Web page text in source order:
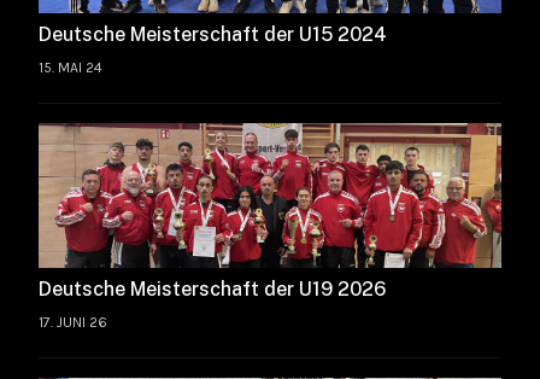
Deutsche Meisterschaft der U15 2024
15. MAI 24
Deutsche Meisterschaft der U19 2026
17. JUNI 26